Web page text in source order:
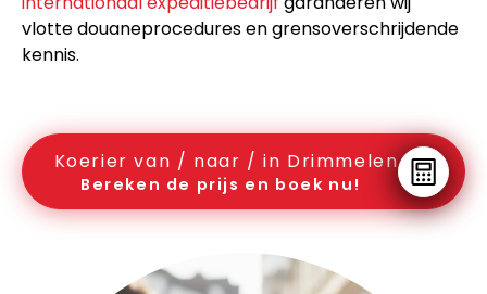
vlotte douaneprocedures en grensoverschrijdende
kennis.
Koerier van / naar / in Drimmelen
Bereken de prijs en boek nu!